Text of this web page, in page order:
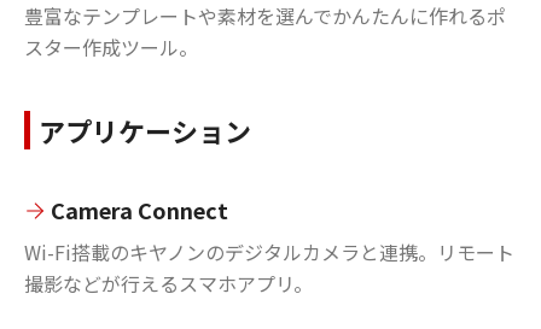
豊富なテンプレートや素材を選んでかんたんに作れるポ
スター作成ツール。
アプリケーション
Camera Connect
Wi-Fi搭載のキヤノンのデジタルカメラと連携。リモート
撮影などが行えるスマホアプリ。